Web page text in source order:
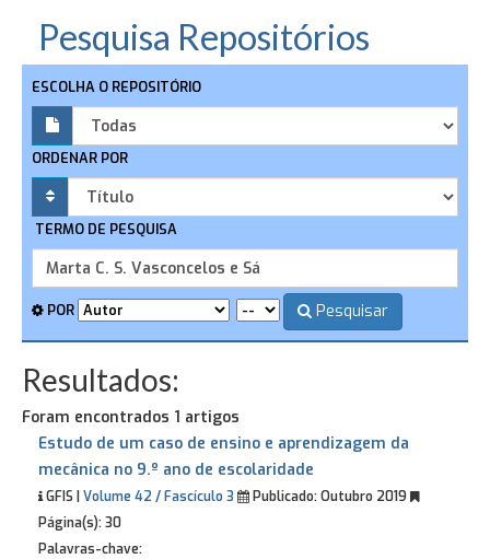
Pesquisa Repositórios
ESCOLHA O REPOSITÓRIO
ORDENAR POR
TERMO DE PESQUISA
POR Pesquisar
Resultados:
Foram encontrados 1 artigos
Estudo de um caso de ensino e aprendizagem da
mecânica no 9.º ano de escolaridade
GFIS | Volume 42 / Fascículo 3 Publicado:Outubro 2019
Página(s):30
Palavras-chave: